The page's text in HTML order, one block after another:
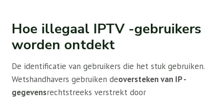
Hoe illegaal IPTV -gebruikers
worden ontdekt
De identificatie van gebruikers die het stuk gebruiken.
Wetshandhavers gebruiken deoversteken van IP -
gegevensrechtstreeks verstrekt door